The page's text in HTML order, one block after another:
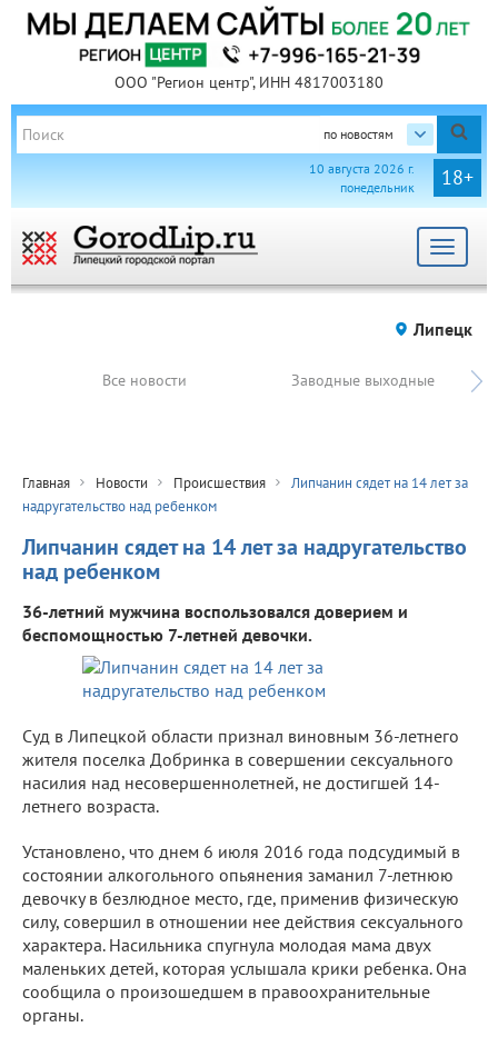
ООО "Регион центр", ИНН 4817003180
по новостям
18+
10 августа 2026 г.
понедельник
Toggle
Липецк
Все новости Заводные выходные
Главная Новости Происшествия
Липчанин сядет на 14 лет за
надругательство над ребенком
Липчанин сядет на 14 лет за надругательство
над ребенком
36-летний мужчина воспользовался доверием и
беспомощностью 7-летней девочки.
Суд в Липецкой области признал виновным 36-летнего
жителя поселка Добринка в совершении сексуального
насилия над несовершеннолетней, не достигшей 14-
летнего возраста.
Установлено, что днем 6 июля 2016 года подсудимый в
состоянии алкогольного опьянения заманил 7-летнюю
девочку в безлюдное место, где, применив физическую
силу, совершил в отношении нее действия сексуального
характера. Насильника спугнула молодая мама двух
маленьких детей, которая услышала крики ребенка. Она
сообщила о произошедшем в правоохранительные
органы.